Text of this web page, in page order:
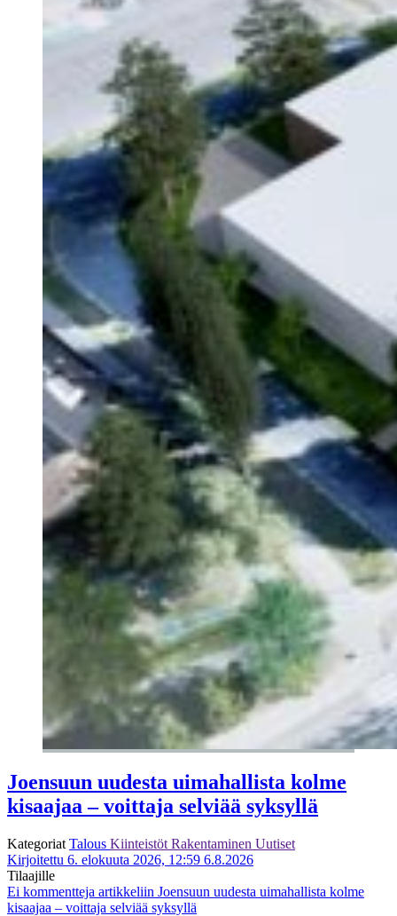
Joensuun uudesta uimahallista kolme
kisaajaa – voittaja selviää syksyllä
Kategoriat Talous Kiinteistöt Rakentaminen Uutiset
Kirjoitettu 6. elokuuta 2026, 12:59 6.8.2026
Tilaajille
Ei kommentteja artikkeliin Joensuun uudesta uimahallista kolme
kisaajaa – voittaja selviää syksyllä